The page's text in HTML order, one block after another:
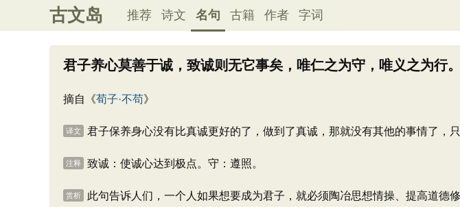
古文岛 推荐 诗文 名句 古籍 作者 字词
君子养心莫善于诚，致诚则无它事矣，唯仁之为守，唯义之为行。
摘自《荀子·不苟》
译文 君子保养身心没有比真诚更好的了，做到了真诚，那就没有其他的事情了，
注释 致诚：使诚心达到极点。守：遵照。
赏析 此句告诉人们，一个人如果想要成为君子，就必须陶冶思想情操、提高道德